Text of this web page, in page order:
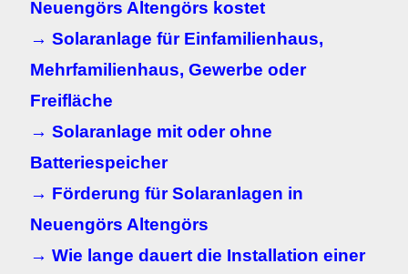
Neuengörs Altengörs kostet
→ Solaranlage für Einfamilienhaus,
Mehrfamilienhaus, Gewerbe oder
Freifläche
→ Solaranlage mit oder ohne
Batteriespeicher
→ Förderung für Solaranlagen in
Neuengörs Altengörs
→ Wie lange dauert die Installation einer